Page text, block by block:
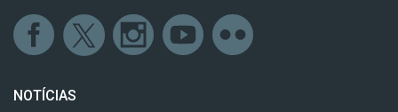
NOTÍCIAS